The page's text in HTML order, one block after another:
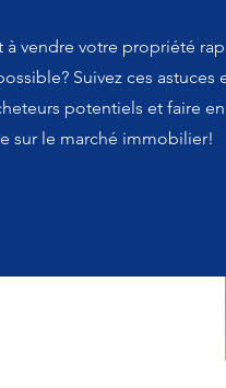
à vendre votre propriété
Suivez ces astuces
potentiels et faire
sur le marché immobilier!